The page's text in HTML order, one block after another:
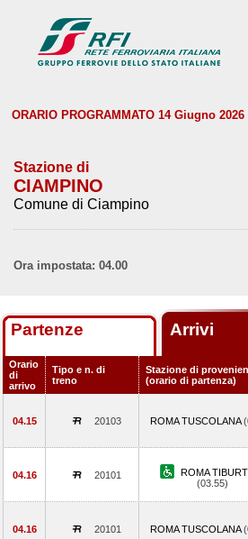
ORARIO PROGRAMMATO 14 Giugno
Stazione di
CIAMPINO
Comune di Ciampino
Ora impostata: 04.00
Partenze Arrivi
Orario
di
arrivo
Tipo e n. di
treno
Stazione di
(orario di partenza)
04.15 20103 ROMA TUSCOLANA
04.16 20101
ROMA
(03.55)
04.16 20101 ROMA TUSCOLANA